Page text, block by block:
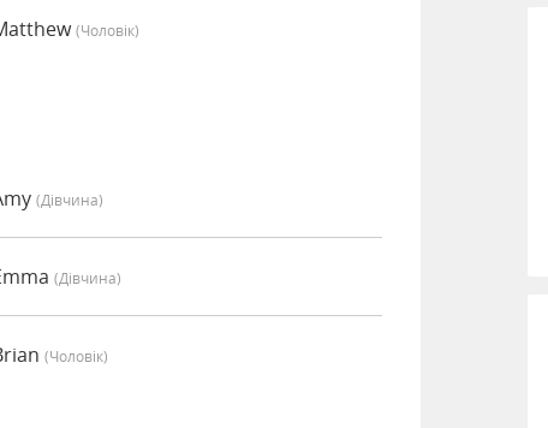
(чоловік)
(дівчина)
(дівчина)
(чоловік)